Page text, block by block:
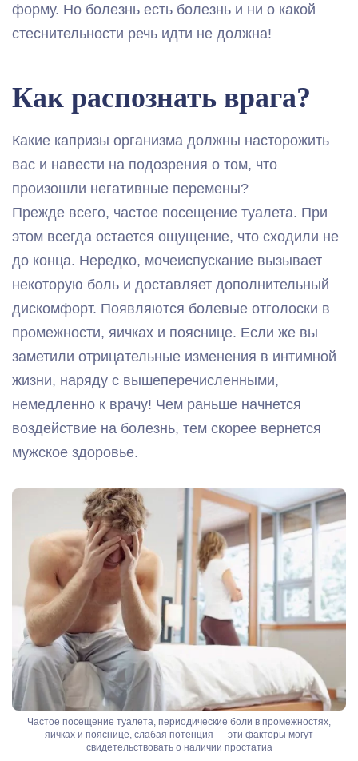
форму. Но болезнь есть болезнь и ни о какой
стеснительности речь идти не должна!
Как распознать врага?
Какие капризы организма должны насторожить
вас и навести на подозрения о том, что
произошли негативные перемены?
Прежде всего, частое посещение туалета. При
этом всегда остается ощущение, что сходили не
до конца. Нередко, мочеиспускание вызывает
некоторую боль и доставляет дополнительный
дискомфорт. Появляются болевые отголоски в
промежности, яичках и пояснице. Если же вы
заметили отрицательные изменения в интимной
жизни, наряду с вышеперечисленными,
немедленно к врачу! Чем раньше начнется
воздействие на болезнь, тем скорее вернется
мужское здоровье.
Частое посещение туалета, периодические боли в промежностях,
яичках и пояснице, слабая потенция — эти факторы могут
свидетельствовать о наличии простатиа